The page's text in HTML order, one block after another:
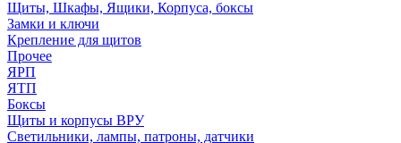
Щиты, Шкафы, Ящики, Корпуса, боксы
Замки и ключи
Крепление для щитов
Прочее
ЯРП
ЯТП
Боксы
Щиты и корпусы ВРУ
Светильники, лампы, патроны, датчики